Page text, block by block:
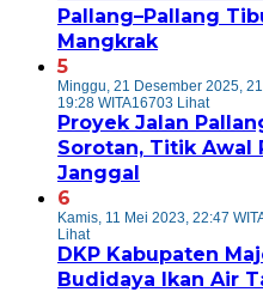
Pallang–Pallang
Mangkrak
5
Minggu, 21 Desember 2025,
19:28 WITA16703 Lihat
Proyek Jalan
Sorotan, Titik Awal
Janggal
6
Kamis, 11 Mei 2023, 22:47
Lihat
DKP Kabupaten
Budidaya Ikan Air